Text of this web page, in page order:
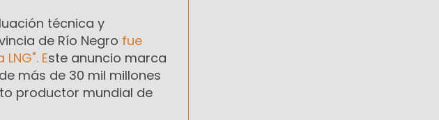
técnica y
de Río Negro fue
Este anuncio marca
más de 30 mil millones
productor mundial de